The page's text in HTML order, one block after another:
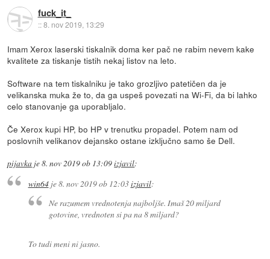
fuck_it_
::8. nov 2019, 13:29
Imam Xerox laserski tiskalnik doma ker pač ne rabim nevem kake
kvalitete za tiskanje tistih nekaj listov na leto.
Software na tem tiskalniku je tako grozljivo patetičen da je
velikanska muka že to, da ga uspeš povezati na Wi-Fi, da bi lahko
celo stanovanje ga uporabljalo.
Če Xerox kupi HP, bo HP v trenutku propadel. Potem nam od
poslovnih velikanov dejansko ostane izključno samo še Dell.
pijavka je8. nov 2019 ob 13:09izjavil:
win64je8. nov 2019 ob 12:03izjavil:
Ne razumem vrednotenja najboljše. Imaš 20 miljard
gotovine, vrednoten si pa na 8 miljard?
To tudi meni ni jasno.